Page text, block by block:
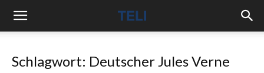
Schlagwort: Deutscher Jules Verne